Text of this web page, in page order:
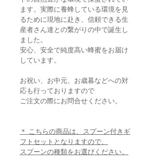
ます。実際に養蜂している環境を見
るために現地に赴き、信頼できる生
産者さん達との繋がりの中で誕生し
ました。
安心、安全で純度高い蜂蜜をお届け
しています。
お祝い、お中元、お歳暮などへの対
応も行っておりますので
ご注文の際にお問合せください。
＊ こちらの商品は、スプーン付きギ
フトセットとなりますので、
スプーンの種類をお選びください。